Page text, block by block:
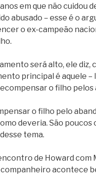
em que não cuidou
abusado – esse é o
o ex-campeão
será alto, ele diz,
principal é aquele –
o filho pelos
o filho pelo
deveria. São poucos
tema.
de Howard com
acontece